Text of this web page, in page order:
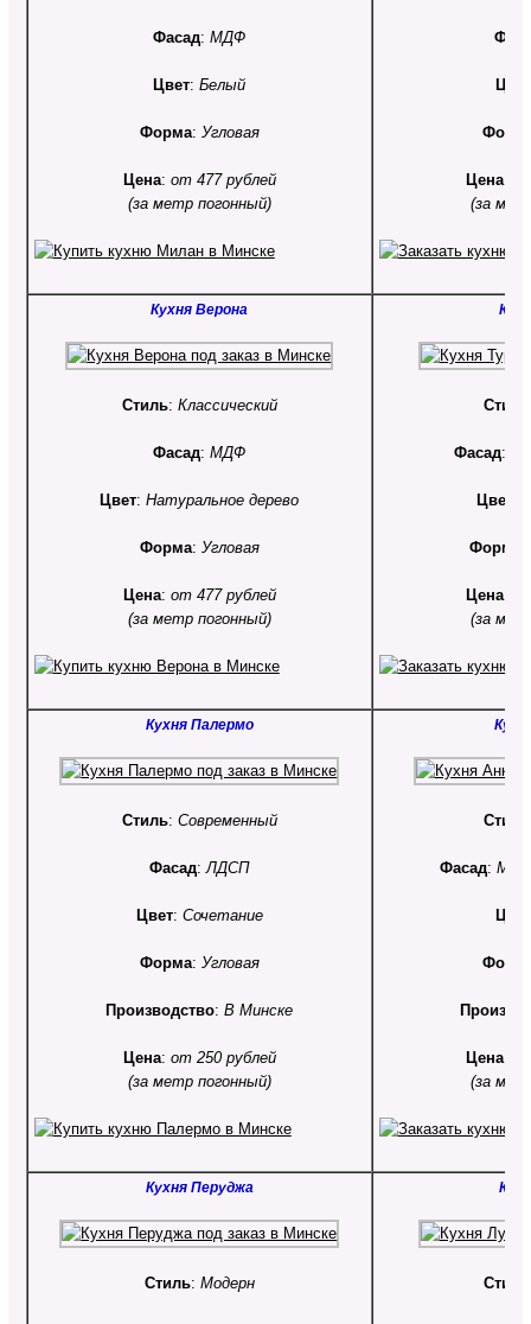
Фасад:МДФ
Цвет:Белый
Форма: Угловая
Цена: от 477 рублей
(за метр погонный)
Цена:
(за
Кухня Верона
Стиль: Классический
Фасад:МДФ
Цвет:Натуральное дерево
Форма: Угловая
Цена: от 477 рублей
(за метр погонный)
Стиль
Фасад:
Цвет
Форма
Цена:
(за
Кухня Палермо
Стиль: Современный
Фасад:ЛДСП
Цвет: Сочетание
Форма: Угловая
Производство:В Минске
Цена: от 250 рублей
(за метр погонный)
Стиль
Фасад:МДФ
Цена:
(за
Кухня Перуджа
Стиль: Модерн Стиль